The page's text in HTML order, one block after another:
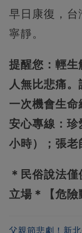
早日康復，台
寧靜。
提醒您：輕生
人無比悲痛
一次機會生
安心專線：
小時）；張
＊民俗說法
立場＊
【危
父親節悲劇！新